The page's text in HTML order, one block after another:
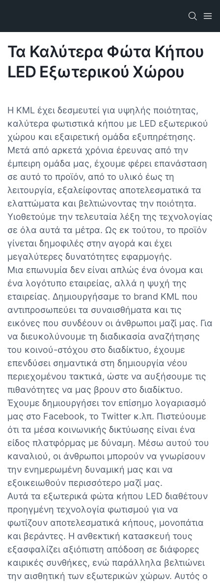
Τα Καλύτερα Φώτα Κήπου
LED Εξωτερικού Χώρου
Η KML έχει δεσμευτεί για υψηλής ποιότητας,
καλύτερα φωτιστικά κήπου με LED εξωτερικού
χώρου και εξαιρετική ομάδα εξυπηρέτησης.
Μετά από αρκετά χρόνια έρευνας από την
έμπειρη ομάδα μας, έχουμε φέρει επανάσταση
σε αυτό το προϊόν, από το υλικό έως τη
λειτουργία, εξαλείφοντας αποτελεσματικά τα
ελαττώματα και βελτιώνοντας την ποιότητα.
Υιοθετούμε την τελευταία λέξη της τεχνολογίας
σε όλα αυτά τα μέτρα. Ως εκ τούτου, το προϊόν
γίνεται δημοφιλές στην αγορά και έχει
μεγαλύτερες δυνατότητες εφαρμογής.
Μια επωνυμία δεν είναι απλώς ένα όνομα και
ένα λογότυπο εταιρείας, αλλά η ψυχή της
εταιρείας. Δημιουργήσαμε το brand KML που
αντιπροσωπεύει τα συναισθήματα και τις
εικόνες που συνδέουν οι άνθρωποι μαζί μας. Για
να διευκολύνουμε τη διαδικασία αναζήτησης
του κοινού-στόχου στο διαδίκτυο, έχουμε
επενδύσει σημαντικά στη δημιουργία νέου
περιεχομένου τακτικά, ώστε να αυξήσουμε τις
πιθανότητες να μας βρουν στο διαδίκτυο.
Έχουμε δημιουργήσει τον επίσημο λογαριασμό
μας στο Facebook, το Twitter κ.λπ. Πιστεύουμε
ότι τα μέσα κοινωνικής δικτύωσης είναι ένα
είδος πλατφόρμας με δύναμη. Μέσω αυτού του
καναλιού, οι άνθρωποι μπορούν να γνωρίσουν
την ενημερωμένη δυναμική μας και να
εξοικειωθούν περισσότερο μαζί μας.
Αυτά τα εξωτερικά φώτα κήπου LED διαθέτουν
προηγμένη τεχνολογία φωτισμού για να
φωτίζουν αποτελεσματικά κήπους, μονοπάτια
και βεράντες. Η ανθεκτική κατασκευή τους
εξασφαλίζει αξιόπιστη απόδοση σε διάφορες
καιρικές συνθήκες, ενώ παράλληλα βελτιώνει
την αισθητική των εξωτερικών χώρων. Αυτός ο